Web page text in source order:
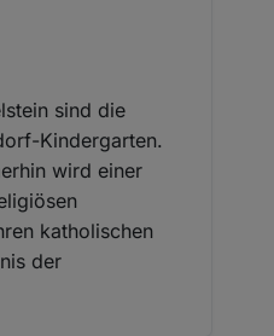
sind die
Kindergarten.
wird einer
katholischen
der